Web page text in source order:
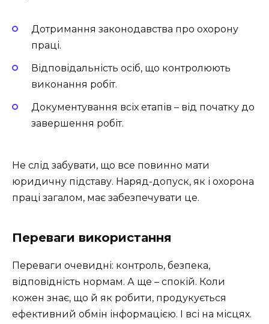
Дотримання законодавства про охорону
праці.
Відповідальність осіб, що контролюють
виконання робіт.
Документування всіх етапів – від початку до
завершення робіт.
Не слід забувати, що все повинно мати
юридичну підставу. Наряд-допуск, як і охорона
праці загалом, має забезпечувати це.
Переваги використання
Переваги очевидні: контроль, безпека,
відповідність нормам. А ще – спокій. Коли
кожен знає, що й як робити, продукується
ефективний обмін інформацією. І всі на місцях.